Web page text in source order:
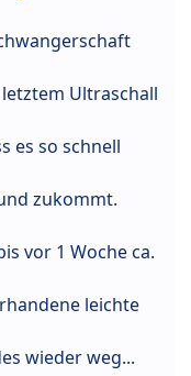
Ultraschall
es so schnell
zukommt.
vor 1 Woche ca.
leichte
wieder weg...